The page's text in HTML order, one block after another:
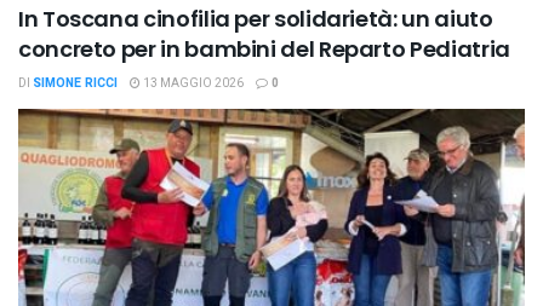
In Toscana cinofilia per solidarietà: un aiuto
concreto per in bambini del Reparto Pediatria
DI SIMONE RICCI 13 MAGGIO 2026 0